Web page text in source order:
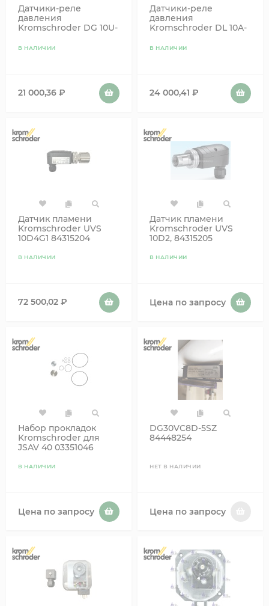
Датчики-реле
давления
Kromschroder DG 10U-
В НАЛИЧИИ
21 000,36 ₽
Датчики-реле
давления
Kromschroder DL 10A-
В НАЛИЧИИ
24 000,41 ₽
Датчик пламени
Kromschroder UVS
10D4G1 84315204
В НАЛИЧИИ
72 500,02 ₽
Датчик пламени
Kromschroder UVS
10D2, 84315205
В НАЛИЧИИ
Цена по запросу
Набор прокладок
Kromschroder для
JSAV 40 03351046
В НАЛИЧИИ
Цена по запросу
DG30VC8D-5SZ
84448254
НЕТ В НАЛИЧИИ
Цена по запросу